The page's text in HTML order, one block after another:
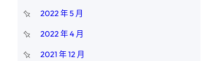
2022 年 5 月
2022 年 4 月
2021 年 12 月